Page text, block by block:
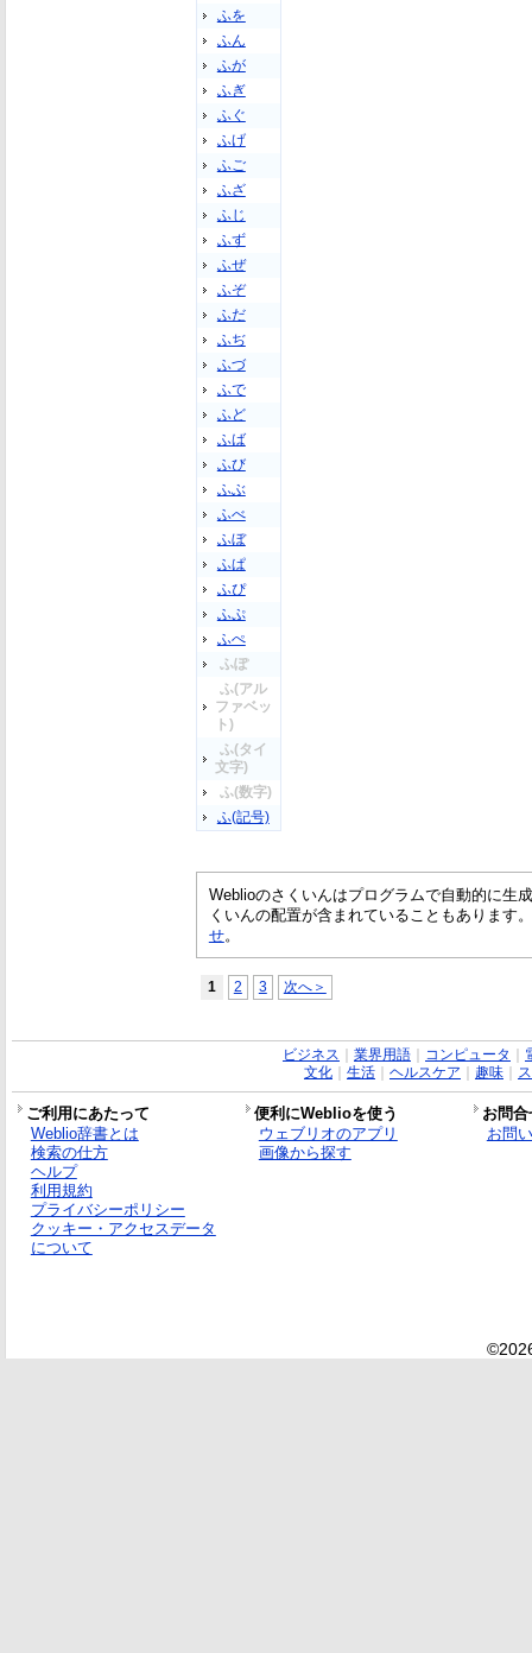
ふを
ふん
ふが
ふぎ
ふぐ
ふげ
ふご
ふざ
ふじ
ふず
ふぜ
ふぞ
ふだ
ふぢ
ふづ
ふで
ふど
ふば
ふび
ふぶ
ふべ
ふぼ
ふぱ
ふぴ
ふぷ
ふぺ
ふぽ
ふ(アル
ファベッ
ト)
ふ(タイ
文字)
ふ(数字)
ふ(記号)
Weblioのさくいんはプログラムで自動的に生
くいんの配置が含まれていることもあります
せ。
1 2 3 次へ＞
ビジネス 業界用語｜ コンピュータ
文化｜ 生活｜ ヘルスケア 趣味｜
ご利用にあたって 便利にWeblioを使う
お問
Weblio辞書とは
検索の仕方
ヘルプ
利用規約
プライバシーポリシー
クッキー・アクセスデータ
について
ウェブリオのアプリ
画像から探す
お問